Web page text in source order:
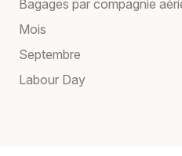
Bagages par compagnie
Mois
Septembre
Labour Day